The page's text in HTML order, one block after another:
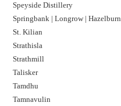
Speyside Distillery
Springbank | Longrow | Hazelburn
St. Kilian
Strathisla
Strathmill
Talisker
Tamdhu
Tamnavulin